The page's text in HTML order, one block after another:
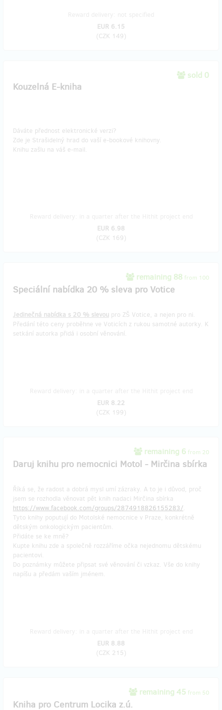
EUR 6.15
(CZK 149)
sold 0
Kouzelná E-kniha
Dáváte přednost elektronické verzi?
Zde je Strašidelný hrad do vaší e-bookové knihovny.
Knihu zašlu na váš e-mail.
EUR 6.98
(CZK 169)
remaining 88 from 100
Speciální nabídka 20 % sleva pro Votice
Jedinečná nabídka s 20 % slevou pro ZŠ Votice, a nejen pro ni.
Předání této ceny proběhne ve Voticích z rukou samotné autorky. K
setkání autorka přidá i osobní věnování.
EUR 8.22
(CZK 199)
remaining 6 from 20
Daruj knihu pro nemocnici Motol - Mirčina sbírka
Říká se, že radost a dobrá mysl umí zázraky. A to je i důvod, proč
jsem se rozhodla věnovat pět knih nadaci Mirčina sbírka
https://www.facebook.com/groups/2874918826155283/.
Tyto knihy poputují do Motolské nemocnice v Praze, konkrétně
dětským onkologickým pacientům.
Přidáte se ke mně?
Kupte knihu zde a společně rozzáříme očka nejednomu dětskému
pacientovi.
Do poznámky můžete připsat své věnování či vzkaz. Vše do knihy
napíšu a předám vaším jménem.
EUR 8.88
(CZK 215)
remaining 45 from 50
Kniha pro Centrum Locika z.ú.